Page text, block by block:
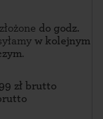
do godz.
w kolejnym
.
zł brutto